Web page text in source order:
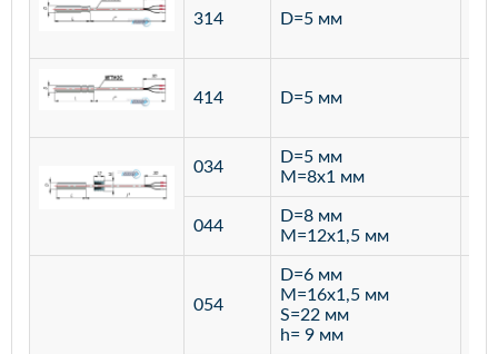
314 D=5 мм
414 D=5 мм
034
D=5 мм
M=8х1 мм
044
D=8 мм
M=12х1,5 мм
054
D=6 мм
M=16х1,5 мм
S=22 мм
h= 9 мм